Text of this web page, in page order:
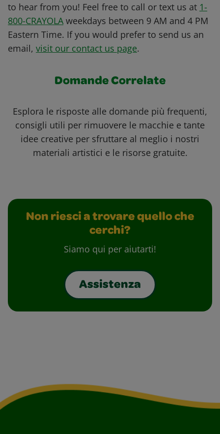
to hear from you! Feel free to call or text us at 1-
800-CRAYOLA weekdays between 9 AM and 4 PM
Eastern Time. If you would prefer to send us an
email, visit our contact us page.
Domande Correlate
Esplora le risposte alle domande più frequenti,
consigli utili per rimuovere le macchie e tante
idee creative per sfruttare al meglio i nostri
materiali artistici e le risorse gratuite.
Non riesci a trovare quello che
cerchi?
Siamo qui per aiutarti!
Assistenza